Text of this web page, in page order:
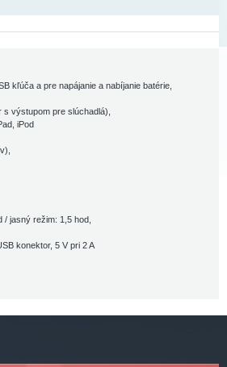
kľúča a pre napájanie a nabíjanie batérie,
výstupom pre slúchadlá),
iPod
jasný režim: 1,5 hod,
konektor, 5 V pri 2 A